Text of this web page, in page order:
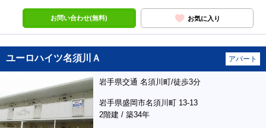
お問い合わせ(無料) お気に入り
ユーロハイツ名須川Ａ アパート
岩手県交通 名須川町/徒歩3分
岩手県盛岡市名須川町 13-13
2階建 / 築34年